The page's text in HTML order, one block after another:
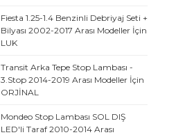
Fiesta 1.25-1.4 Benzinli Debriyaj Seti +
Bilyası 2002-2017 Arası Modeller İçin
LUK
Transit Arka Tepe Stop Lambası -
3.Stop 2014-2019 Arası Modeller İçin
ORJİNAL
Mondeo Stop Lambası SOL DIŞ
LED'li Taraf 2010-2014 Arası